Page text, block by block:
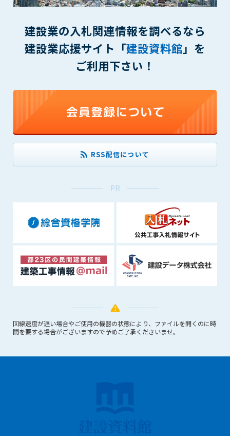
建設業の入札関連情報を調べるなら
建設業応援サイト「建設資料館」を
ご利用下さい！
RSS配信について
PR
回線速度が遅い場合やご使用の機器の状態により、ファイルを開くのに時
間を要する場合がございますので予めご了承くださいませ。
(8) 犯罪的行為に結びつく行為
(10) 建設資料館から知り得た情報及びダウンロードした情報
を、営利を目的として第三者に転売し、または転売のため
に第三者に提供すること
第7条（登録内容の削除）
恐れのあるものは、会員の承諾なく削除できるものとします。
(1) 登録されている情報が、第6条の定める禁止事項に該当する
(2) 建設資料館の運営および保守管理上、必要と判断した場合
(3) 広告掲載料金の支払が遅延した場合
(4) その他、管理者が不適当と判断した場合
管理者は、会員の承諾なく、本サービス内容の変更(新規追加、
廃止を含み)し、本サービスの運営を中止または廃止することが
できるものとします。これに起因する会員または他の第三者が
被った損害について管理者は､一切の責任をも負わないものと
会員の氏名、住所、性別、年齢、メールアドレスその他本サー
ビスの提供に関連して管理者が知り得た会員の個人情報（以下
個人情報といいます）について、管理者は、以下の各号に該当
(1) 会員が、自己の個人情報の開示に事前に同意している場合
(2) 個々の会員を特定できない統計的な処理をした形式で第三
(3) 第三者および管理者の権利、財産、安全等を保護するため